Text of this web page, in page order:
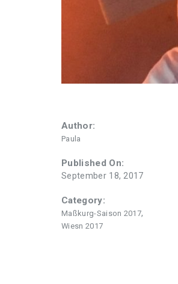
Author:
Paula
Published On:
September 18, 2017
Category:
Maßkurg-Saison 2017,
Wiesn 2017